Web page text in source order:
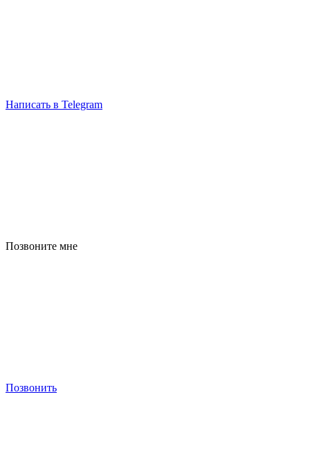
Написать в Telegram
Позвоните мне
Позвонить